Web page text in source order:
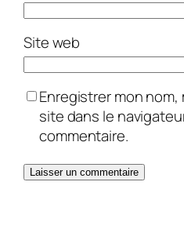
Site web
Enregistrer mon
site dans le
commentaire.